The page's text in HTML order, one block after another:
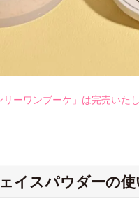
ーワンブーケ」は完売い
イスパウダーの